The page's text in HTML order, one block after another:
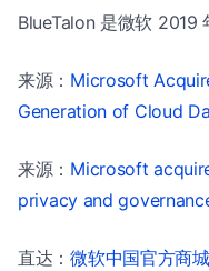
BlueTalon 是微软 2019
来源： Microsoft
Generation of Cloud
来源： Microsoft
privacy and
直达：微软中国官方商